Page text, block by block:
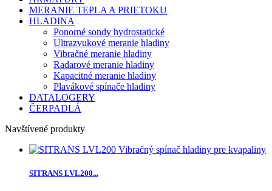
MERANIE TEPLA A PRIETOKU
HLADINA
Ponorné sondy hydrostatické
Ultrazvukové meranie hladiny
Vibračné meranie hladiny
Radarové meranie hladiny
Kapacitné meranie hladiny
Plavákové spínače hladiny
DATALOGERY
ČERPADLÁ
Navštívené produkty
SITRANS LVL200...